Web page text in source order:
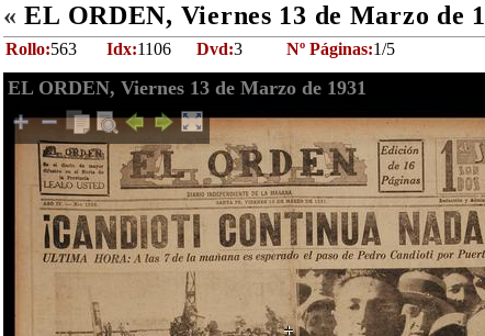
« EL ORDEN, Viernes 13 de Marzo de
Rollo:563 Idx:1106 Dvd:3 Nº Páginas:1/5
EL ORDEN, Viernes 13 de Marzo de 1931